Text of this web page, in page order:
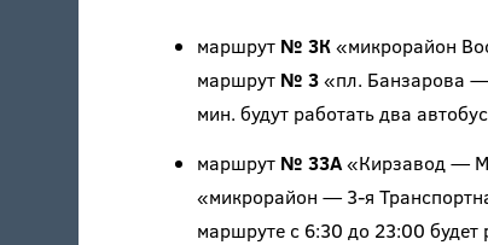
маршрут № 3К«микрорайон
маршрут № 3«пл. Банзарова —
мин. будут работать два
маршрут № 33А«Кирзавод —
«микрорайон — 3-я
маршруте с 6:30 до 23:00 будет